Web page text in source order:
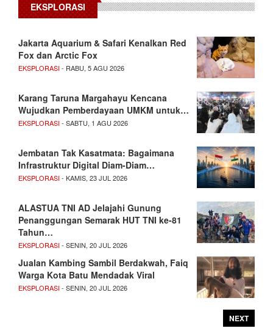
EKSPLORASI
Jakarta Aquarium & Safari Kenalkan Red
Fox dan Arctic Fox
EKSPLORASI- RABU, 5 AGU 2026
Karang Taruna Margahayu Kencana
Wujudkan Pemberdayaan UMKM untuk…
EKSPLORASI- SABTU, 1 AGU 2026
Jembatan Tak Kasatmata: Bagaimana
Infrastruktur Digital Diam-Diam…
EKSPLORASI- KAMIS, 23 JUL 2026
ALASTUA TNI AD Jelajahi Gunung
Penanggungan Semarak HUT TNI ke-81
Tahun…
EKSPLORASI- SENIN, 20 JUL 2026
Jualan Kambing Sambil Berdakwah, Faiq
Warga Kota Batu Mendadak Viral
EKSPLORASI- SENIN, 20 JUL 2026
NEXT